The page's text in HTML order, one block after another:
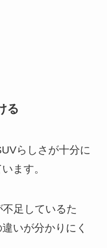
る
らしさが十分に
ます。
足しているた
いが分かりにく